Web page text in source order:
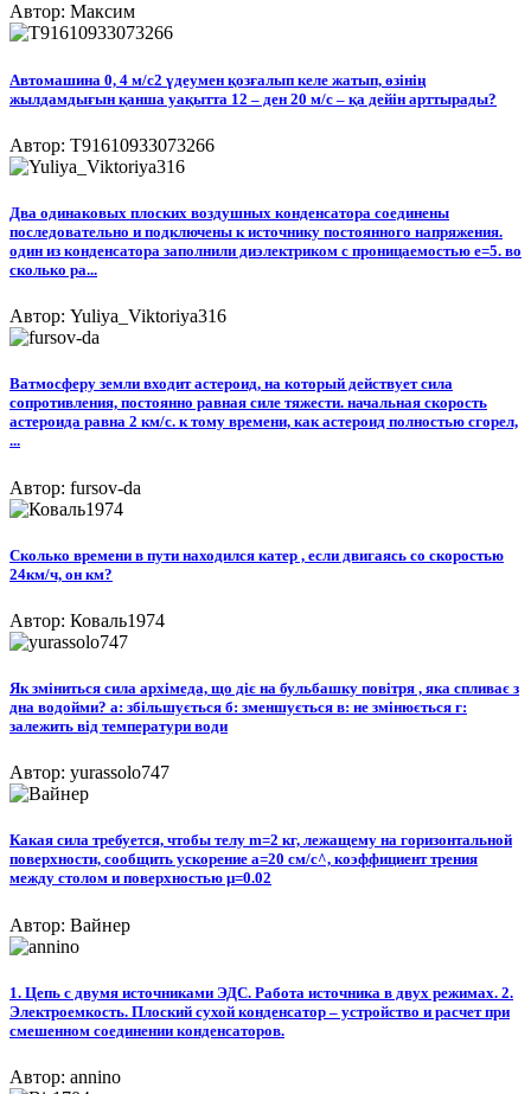
Автор: Максим
Автомашина 0, 4 м/с2 үдеумен қозғалып келе жатып, өзінің
жылдамдығын қанша уақытта 12 – ден 20 м/с – қа дейін арттырады?​
Автор: T91610933073266
Два одинаковых плоских воздушных конденсатора соединены
последовательно и подключены к источнику постоянного напряжения.
один из конденсатора заполнили диэлектриком с проницаемостью e=5. во
сколько ра...
Автор: Yuliya_Viktoriya316
Ватмосферу земли входит астероид, на который действует сила
сопротивления, постоянно равная силе тяжести. начальная скорость
астероида равна 2 км/с. к тому времени, как астероид полностью сгорел,
...
Автор: fursov-da
Сколько времени в пути находился катер , если двигаясь со скоростью
24км/ч, он км?​
Автор: Коваль1974
Як зміниться сила архімеда, що діє на бульбашку повітря , яка спливає з
дна водойми? а: збільшується б: зменшується в: не змінюється г:
залежить від температури води
Автор: yurassolo747
Какая сила требуется, чтобы телу m=2 кг, лежащему на горизонтальной
поверхности, сообщить ускорение a=20 см/с^, коэффициент трения
между столом и поверхностью µ=0.02
Автор: Вайнер
1. Цепь с двумя источниками ЭДС. Работа источника в двух режимах. 2.
Электроемкость. Плоский сухой конденсатор – устройство и расчет при
смешенном соединении конденсаторов.
Автор: annino